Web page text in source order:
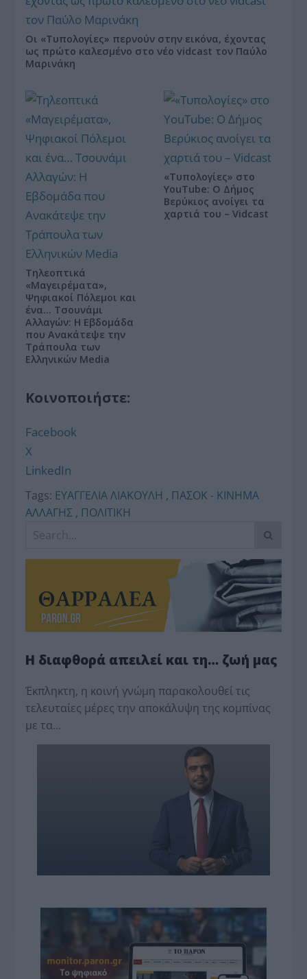
Οι «Τυπολογίες» περνούν στην εικόνα, έχοντας
ως πρώτο καλεσμένο στο νέο vidcast τον Παύλο
Μαρινάκη
Τηλεοπτικά
«Μαγειρέματα»,
Ψηφιακοί Πόλεμοι και
ένα… Τσουνάμι
Αλλαγών: Η Εβδομάδα
που Ανακάτεψε την
Τράπουλα των
Ελληνικών Media
«Τυπολογίες» στο
YouTube: Ο Δήμος
Βερύκιος ανοίγει τα
χαρτιά του – Vidcast
Κοινοποιήστε:
Facebook
X
LinkedIn
Tags: ΕΥΑΓΓΕΛΙΑ ΛΙΑΚΟΥΛΗ , ΠΑΣΟΚ - ΚΙΝΗΜΑ
ΑΛΛΑΓΗΣ , ΠΟΛΙΤΙΚΗ
Η διαφθορά απειλεί και τη… ζωή μας
Έκπληκτη, η κοινή γνώμη παρακολουθεί τις
τελευταίες μέρες την αποκάλυψη της κο­μπίνας
με τα…